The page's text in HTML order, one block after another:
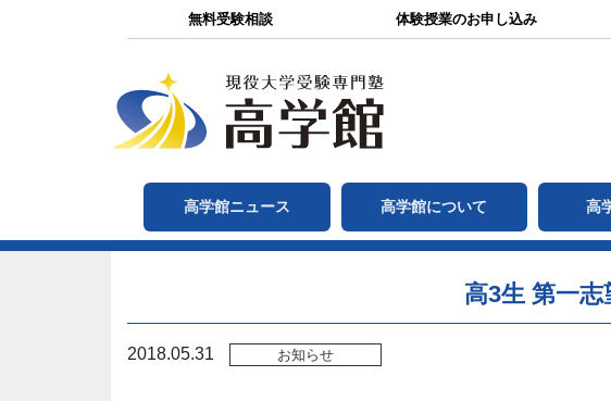
無料受験相談 体験授業のお申し込み
高学館ニュース 高学館について 高
高3生 第一
2018.05.31 お知らせ